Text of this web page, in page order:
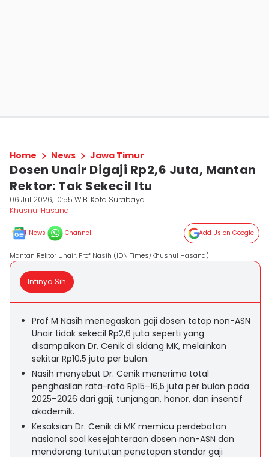
Home News Jawa Timur
Dosen Unair Digaji Rp2,6 Juta, Mantan
Rektor: Tak Sekecil Itu
06 Jul 2026, 10:55 WIB Kota Surabaya
Khusnul Hasana
News Channel Add Us on Google
Mantan Rektor Unair, Prof Nasih (IDN Times/Khusnul Hasana)
Intinya Sih
Prof M Nasih menegaskan gaji dosen tetap non-ASN
Unair tidak sekecil Rp2,6 juta seperti yang
disampaikan Dr. Cenik di sidang MK, melainkan
sekitar Rp10,5 juta per bulan.
Nasih menyebut Dr. Cenik menerima total
penghasilan rata-rata Rp15–16,5 juta per bulan pada
2025–2026 dari gaji, tunjangan, honor, dan insentif
akademik.
Kesaksian Dr. Cenik di MK memicu perdebatan
nasional soal kesejahteraan dosen non-ASN dan
mendorong tuntutan penetapan standar gaji